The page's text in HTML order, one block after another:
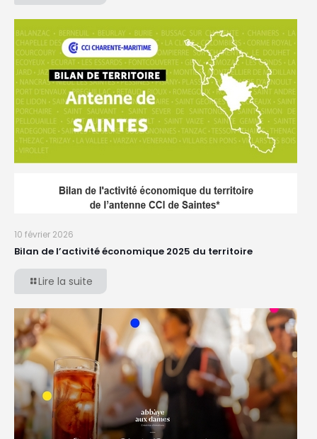
10 février 2026
Bilan de l’activité économique 2025 du territoire
Lire la suite